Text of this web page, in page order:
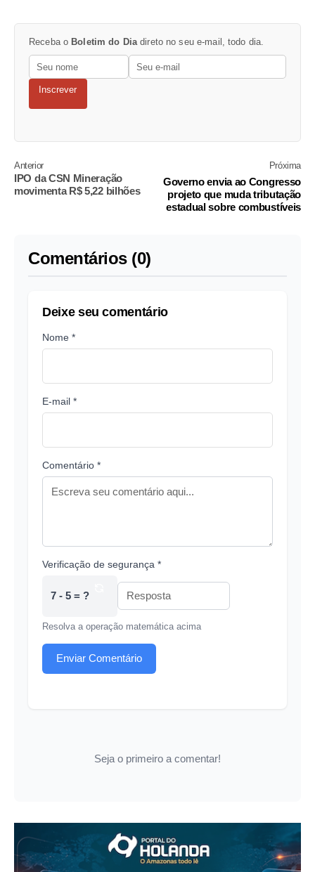
Receba o Boletim do Dia direto no seu e-mail, todo dia.
Inscrever
Anterior
IPO da CSN Mineração
movimenta R$ 5,22 bilhões
Próxima
Governo envia ao Congresso
projeto que muda tributação
estadual sobre combustíveis
Comentários (0)
Deixe seu comentário
Nome *
E-mail *
Comentário *
Verificação de segurança *
7 - 5 = ?
Resolva a operação matemática acima
Enviar Comentário
Seja o primeiro a comentar!